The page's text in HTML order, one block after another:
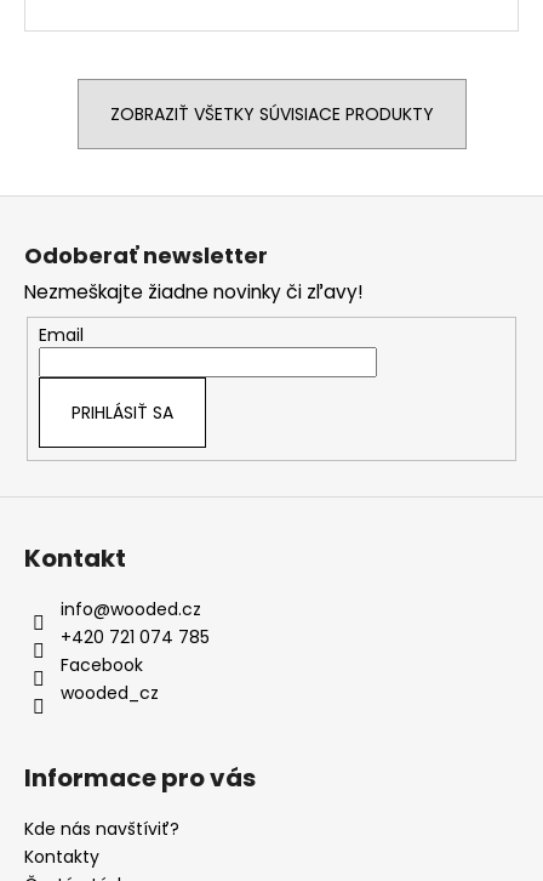
ZOBRAZIŤ VŠETKY SÚVISIACE PRODUKTY
Z
Odoberať newsletter
Nezmeškajte žiadne novinky či zľavy!
Email
PRIHLÁSIŤ SA
Kontakt
info@wooded.cz
+420 721 074 785
Facebook
wooded_cz
Informace pro vás
Kde nás navštíviť?
Kontakty